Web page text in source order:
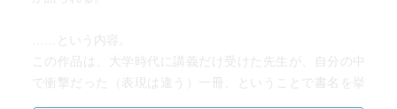
……という内容。
この作品は、大学時代に講義だけ受けた先生が、自分の中
で衝撃だった（表現は違う）一冊、ということで書名を挙